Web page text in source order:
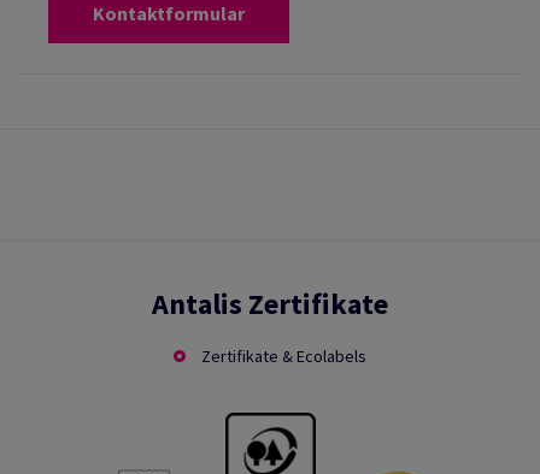
Kontaktformular
Antalis Zertifikate
Zertifikate & Ecolabels